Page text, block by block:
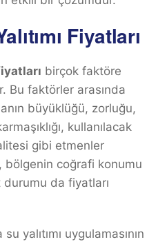
Fiyatları
birçok faktöre
Bu faktörler arasında
büyüklüğü, zorluğu,
kullanılacak
gibi etmenler
bölgenin coğrafi konumu
da fiyatları
yalıtımı uygulamasının